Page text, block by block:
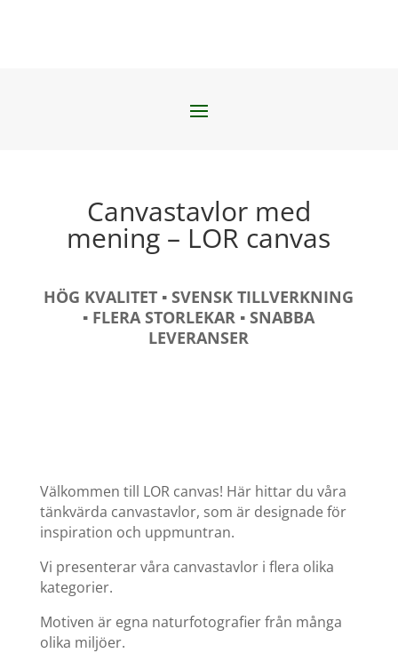
Canvastavlor med
mening – LOR canvas
HÖG KVALITET ▪️ SVENSK TILLVERKNING
▪️ FLERA STORLEKAR ▪️ SNABBA
LEVERANSER
Välkommen till LOR canvas! Här hittar du våra
tänkvärda canvastavlor, som är designade för
inspiration och uppmuntran.
Vi presenterar våra canvastavlor i flera olika
kategorier.
Motiven är egna naturfotografier från många
olika miljöer.